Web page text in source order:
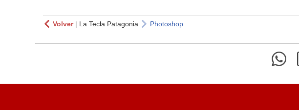
Volver| La Tecla Patagonia Photoshop